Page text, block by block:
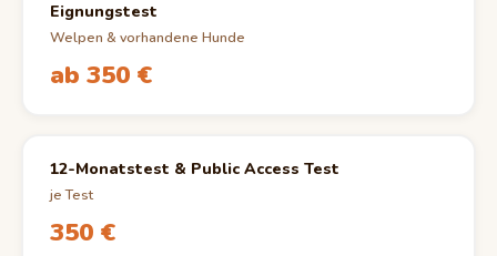
Eignungstest
Welpen & vorhandene Hunde
ab 350 €
12-Monatstest & Public Access Test
je Test
350 €